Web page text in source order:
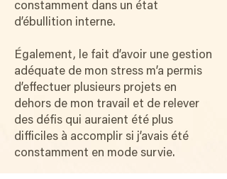
constamment dans un état
d’ébullition interne.
Également, le fait d’avoir une gestion
adéquate de mon stress m’a permis
d’effectuer plusieurs projets en
dehors de mon travail et de relever
des défis qui auraient été plus
difficiles à accomplir si j’avais été
constamment en mode survie.